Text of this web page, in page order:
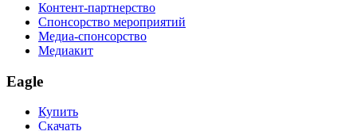
Контент-партнерство
Спонсорство мероприятий
Медиа-спонсорство
Медиакит
Eagle
Купить
Скачать